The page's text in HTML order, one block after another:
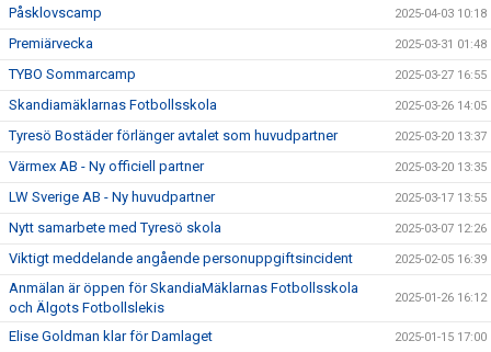
Påsklovscamp 2025-04-03 10:18
Premiärvecka 2025-03-31 01:48
TYBO Sommarcamp 2025-03-27 16:55
Skandiamäklarnas Fotbollsskola 2025-03-26 14:05
Tyresö Bostäder förlänger avtalet som huvudpartner 2025-03-20 13:37
Värmex AB - Ny officiell partner 2025-03-20 13:35
LW Sverige AB - Ny huvudpartner 2025-03-17 13:55
Nytt samarbete med Tyresö skola 2025-03-07 12:26
Viktigt meddelande angående personuppgiftsincident 2025-02-05 16:39
Anmälan är öppen för SkandiaMäklarnas Fotbollsskola
och Älgots Fotbollslekis
2025-01-26 16:12
Elise Goldman klar för Damlaget 2025-01-15 17:00